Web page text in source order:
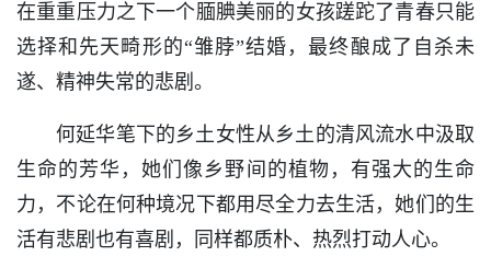
在重重压力之下一个腼腆美丽的女孩蹉跎了青春只能
选择和先天畸形的“雏脖”结婚，最终酿成了自杀未
遂、精神失常的悲剧。
何延华笔下的乡土女性从乡土的清风流水中汲取
生命的芳华，她们像乡野间的植物，有强大的生命
力，不论在何种境况下都用尽全力去生活，她们的生
活有悲剧也有喜剧，同样都质朴、热烈打动人心。